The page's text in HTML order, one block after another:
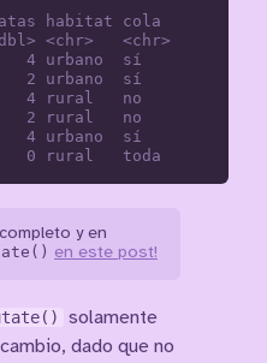
habitat cola
<chr>   <chr>
4 urbano  sí
2 urbano  sí
4 rural   no
2 rural   no
4 urbano  sí
y en
en este post!
solamente
dado que no